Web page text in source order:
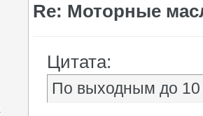
Re: Моторные
Цитата:
По выходным до